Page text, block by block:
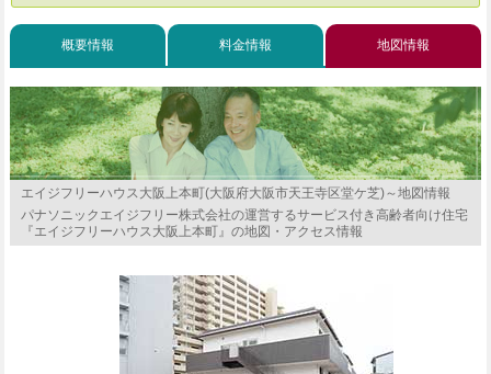
概要情報 料金情報 地図情報
エイジフリーハウス大阪上本町(大阪府大阪市天王寺区堂ケ芝)～地図情報
パナソニックエイジフリー株式会社の運営するサービス付き高齢者向け住宅
『エイジフリーハウス大阪上本町』の地図・アクセス情報